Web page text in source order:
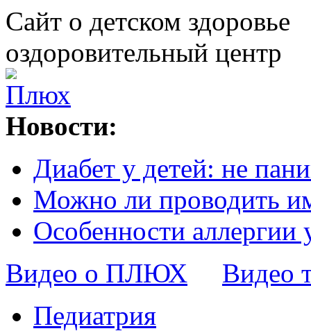
Сайт о детском здоровье
оздоровительный центр
Новости:
Диабет у детей: не
Можно ли проводить
Особенности аллергии
Видео о ПЛЮХ
Видео
Педиатрия